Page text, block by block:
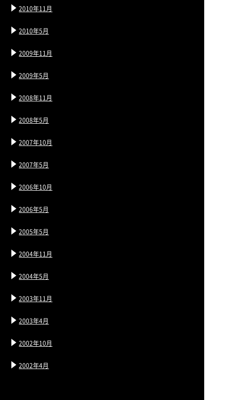
2010年11月
2010年5月
2009年11月
2009年5月
2008年11月
2008年5月
2007年10月
2007年5月
2006年10月
2006年5月
2005年5月
2004年11月
2004年5月
2003年11月
2003年4月
2002年10月
2002年4月